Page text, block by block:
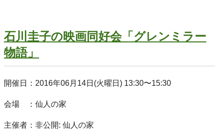
石川圭子の映画同好会「グレンミラー
物語」
開催日：2016年06月14日(火曜日) 13:30〜15:30
会場 ：仙人の家
主催者：非公開: 仙人の家